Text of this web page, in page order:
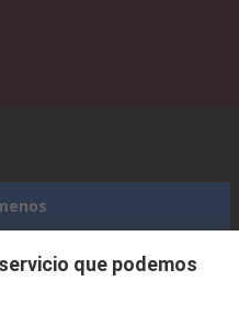
en 24 horas
que podemos